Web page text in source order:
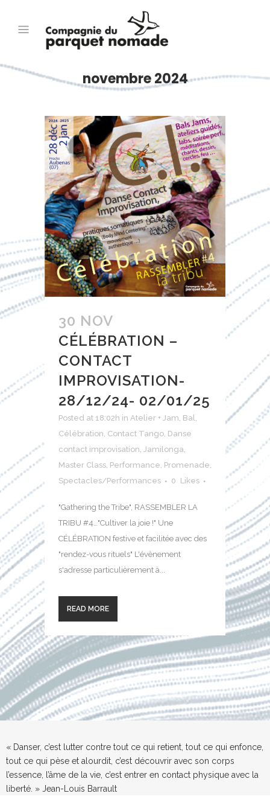
novembre 2024
30 NOV
CÉLÉBRATION –
CONTACT
IMPROVISATION-
28/12/24- 02/01/25
Posted at 18:02h in Atelier + Jam, Bal,
Célébration, Contact Tango, Danse
contact improvisation, Jamilonga,
Master Class, Performance, Promenade,
Spectacles/Performances
0 Likes
"Gathering the Tribe", RASSEMBLER LA
TRIBU #4…"Cultiver la joie !" Une
CÉLÉBRATION festive et facilitée avec des
"rendez-vous rituels" L'évènement
s'adresse particulièrement à...
READ MORE
« Danser, c’est lutter contre tout ce qui retient, tout ce qui enfonce,
tout ce qui pèse et alourdit, c’est découvrir avec son corps
l’essence, l’âme de la vie, c’est entrer en contact physique avec la
liberté. » Jean-Louis Barrault